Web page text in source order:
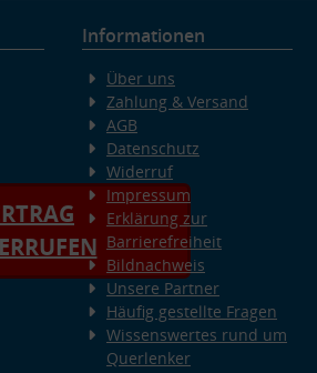
Informationen
Über uns
Zahlung & Versand
AGB
Datenschutz
Widerruf
Impressum
Erklärung zur
Barrierefreiheit
Bildnachweis
Unsere Partner
Häufig gestellte Fragen
Wissenswertes rund um
Querlenker